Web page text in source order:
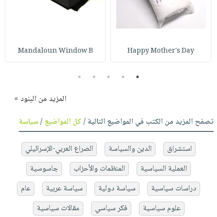
Happy Mother's Day
Mandaloun Window B
1
2
3
4
5
المزيد من البنود »
تصفح المزيد من الكتب في المواضيع التالية /كل المواضيع/سياسة
استشراق الدين والسياسة
الصراع العربي-الإسرائيلي
العملية السياسية
المنظمات والأحزاب
جاسوسية
دراسات سياسية
سياسة دولية سياسة عربية
عام
علوم سياسية
فكر سياسي مقالات سياسية